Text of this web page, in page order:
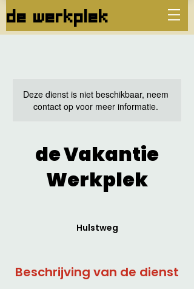
de werkplek
Deze dienst is niet beschikbaar, neem
contact op voor meer informatie.
de Vakantie
Werkplek
Hulstweg
Beschrijving van de dienst